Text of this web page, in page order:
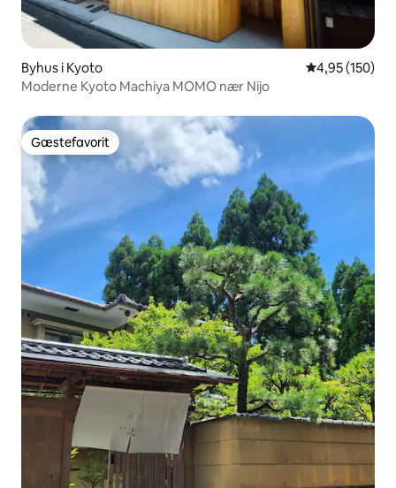
Byhus i Kyoto 4,95 ud af 5 i
4,95 (150)
Moderne Kyoto Machiya MOMO nær Nijo
Gæstefavorit
Gæstefavorit